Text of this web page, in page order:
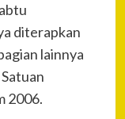
diterapkan
lainnya
2006.